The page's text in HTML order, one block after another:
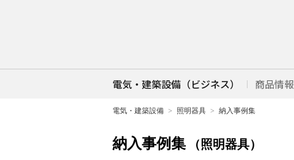
電気・建築設備（ビジネス） 商品情報
電気・建築設備 照明器具 納入事例集
納入事例集 （照明器具）